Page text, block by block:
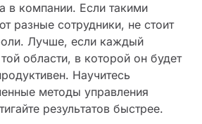
в компании. Если такими
разные сотрудники, не стоит
Лучше, если каждый
области, в которой он будет
Научитесь
методы управления
результатов быстрее.